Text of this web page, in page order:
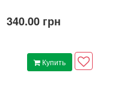
340.00 грн
Купить